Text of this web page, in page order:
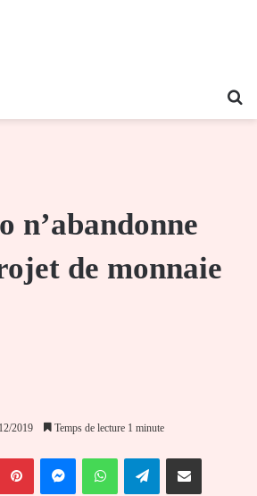
n’abandonne
de monnaie
2019 Temps de lecture 1 minute
PinterestMessengerWhatsAppTelegramPartager par email